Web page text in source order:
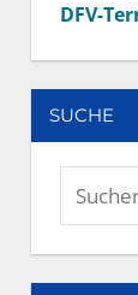
DFV-
SUCHE
Suchen